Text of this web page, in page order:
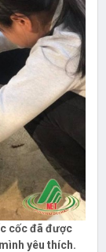
cốc đã được
yêu thích.